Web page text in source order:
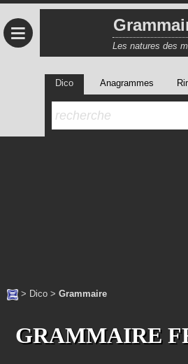
≡ Les natures des
Dico Anagrammes
> Dico > Grammaire
GRAMMAIRE